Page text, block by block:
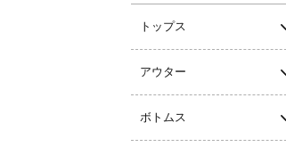
トップス
アウター
ボトムス